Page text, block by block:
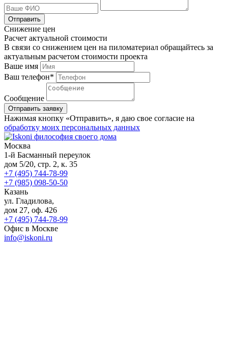
Отправить
Снижение цен
Расчет актуальной стоимости
В связи со снижением цен на пиломатериал обращайтесь за
актуальным расчетом стоимости проекта
Ваше имя
Ваш телефон*
Сообщение
Нажимая кнопку «Отправить», я даю свое согласие на
обработку моих персональных данных
Москва
1-й Басманный переулок
дом 5/20, стр. 2, к. 35
+7 (495) 744-78-99
+7 (985) 098-50-50
Казань
ул. Гладилова,
дом 27, оф. 426
+7 (495) 744-78-99
Офис в Москве
info@iskoni.ru